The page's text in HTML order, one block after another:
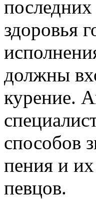
здоровья
должны
курение.
способов
пения и
певцов.